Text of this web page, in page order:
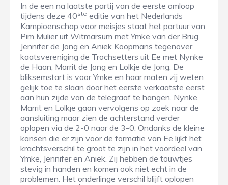
In de een na laatste partij van de eerste omloop
tijdens deze 40ste editie van het Nederlands
Kampioenschap voor meisjes staat het partuur van
Pim Mulier uit Witmarsum met Ymke van der Brug,
Jennifer de Jong en Aniek Koopmans tegenover
kaatsvereniging de Trochsetters uit Ee met Nynke
de Haan, Marrit de Jong en Lolkje de Jong. De
bliksemstart is voor Ymke en haar maten zij weten
gelijk toe te slaan door het eerste verkaatste eerst
aan hun zijde van de telegraaf te hangen. Nynke,
Marrit en Lolkje gaan vervolgens op zoek naar de
aansluiting maar zien de achterstand verder
oplopen via de 2-0 naar de 3-0. Ondanks de kleine
kansen die er zijn voor de formatie van Ee lijkt het
krachtsverschil te groot te zijn in het voordeel van
Ymke, Jennifer en Aniek. Zij hebben de touwtjes
stevig in handen en komen ook niet echt in de
problemen. Het onderlinge verschil blijft oplopen